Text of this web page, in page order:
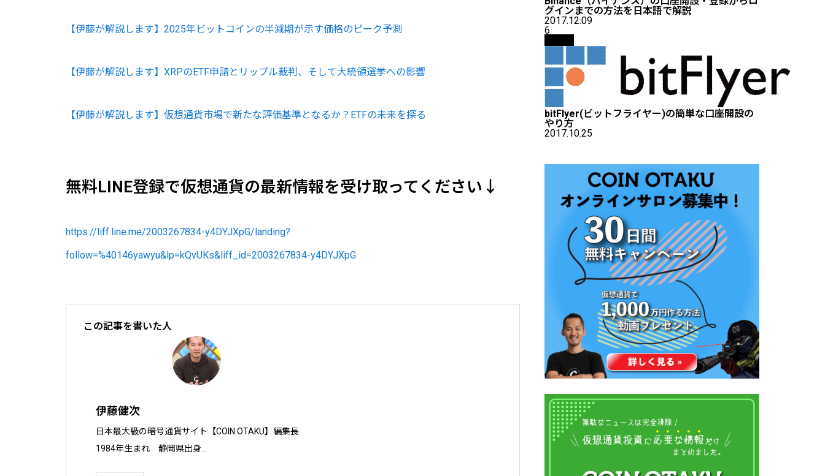
【伊藤が解説します】2025年ビットコインの半減期が示す価格のピーク予測
【伊藤が解説します】XRPのETF申請とリップル裁判、そして大統領選挙への影響
【伊藤が解説します】仮想通貨市場で新たな評価基準となるか？ETFの未来を探る
無料LINE登録で仮想通貨の最新情報を受け取ってください↓
https://liff.line.me/2003267834-y4DYJXpG/landing?
follow=%40146yawyu&lp=kQvUKs&liff_id=2003267834-y4DYJXpG
この記事を書いた人
伊藤健次
日本最大級の暗号通貨サイト【COIN OTAKU】編集長
1984年生まれ　静岡県出身
グインまでの方法を日本語で解説
2017.12.09
6
bitFlyer(ビットフライヤー)の簡単な口座開設の
やり方
2017.10.25